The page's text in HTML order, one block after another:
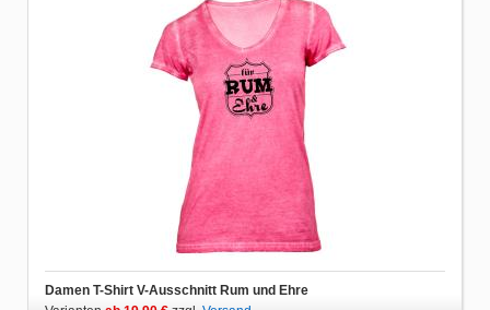
Damen T-Shirt V-Ausschnitt Rum und Ehre